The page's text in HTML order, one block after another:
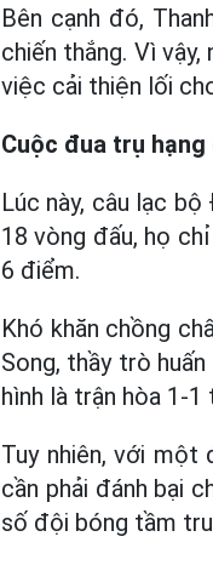
Bên cạnh đó,
chiến thắng. Vì
việc cải thiện lối
Cuộc đua trụ hạng
Lúc này, câu lạc
18 vòng đấu, họ
6 điểm.
Khó khăn chồng
Song, thầy trò
hình là trận hòa 1-
Tuy nhiên, với một
cần phải đánh bại
số đội bóng tầm